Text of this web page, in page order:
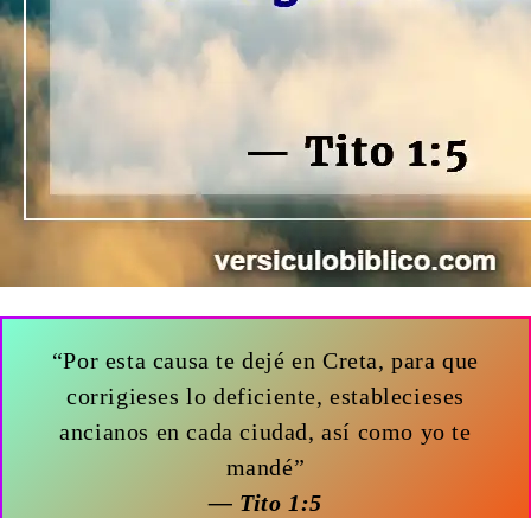
“Por esta causa te dejé en Creta, para que
corrigieses lo deficiente, establecieses
ancianos en cada ciudad, así como yo te
mandé”
— Tito 1:5